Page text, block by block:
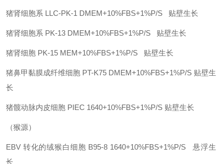
猪肾细胞系 LLC-PK-1 DMEM+10%FBS+1%P/S 贴壁生长
猪肾细胞系 PK-13 DMEM+10%FBS+1%P/S 贴壁生长
猪肾细胞 PK-15 MEM+10%FBS+1%P/S 贴壁生长
猪鼻甲黏膜成纤维细胞 PT-K75 DMEM+10%FBS+1%P/S 贴壁生
长
猪髋动脉内皮细胞 PIEC 1640+10%FBS+1%P/S 贴壁生长
（猴源）
EBV 转化的绒猴白细胞 B95-8 1640+10%FBS+1%P/S
悬浮生
长